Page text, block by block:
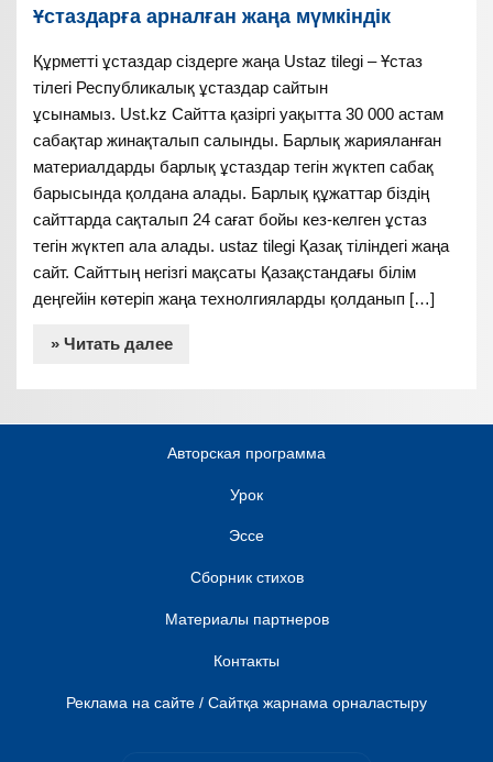
Ұстаздарға арналған жаңа мүмкіндік
Құрметті ұстаздар сіздерге жаңа Ustaz tilegi – Ұстаз
тілегі Республикалық ұстаздар сайтын
ұсынамыз. Ust.kz Сайтта қазіргі уақытта 30 000 астам
сабақтар жинақталып салынды. Барлық жарияланған
материалдарды барлық ұстаздар тегін жүктеп сабақ
барысында қолдана алады. Барлық құжаттар біздің
сайттарда сақталып 24 сағат бойы кез-келген ұстаз
тегін жүктеп ала алады. ustaz tilegi Қазақ тіліндегі жаңа
сайт. Сайттың негізгі мақсаты Қазақстандағы білім
деңгейін көтеріп жаңа технолгияларды қолданып […]
» Читать далее
Авторская программа
Урок
Эссе
Сборник стихов
Материалы партнеров
Контакты
Реклама на сайте / Сайтқа жарнама орналастыру